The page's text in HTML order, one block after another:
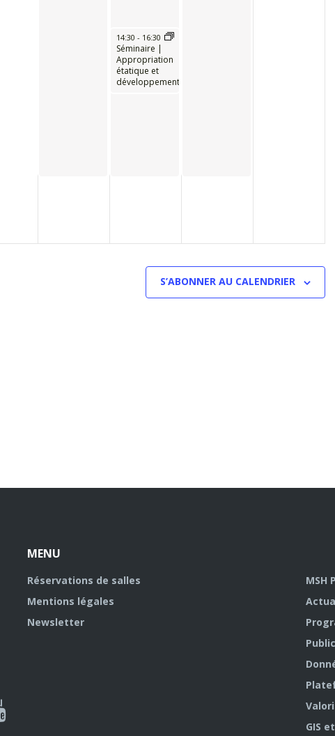
14:30 - 16:30
Séminaire |
Appropriation
étatique et
développement
S’ABONNER AU CALENDRIER
MENU
Réservations de salles
Mentions légales
Newsletter
MSH
GIS